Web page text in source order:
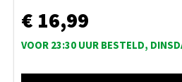
€ 16,99
VOOR 23:30 UUR BESTELD,